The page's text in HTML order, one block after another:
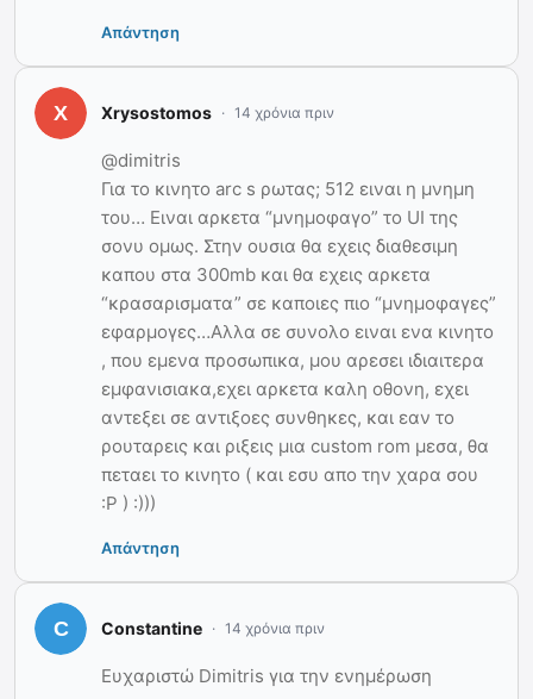
Απάντηση
Xrysostomos 14 χρόνια πριν
@dimitris
Για το κινητο arc s ρωτας; 512 ειναι η μνημη
του… Ειναι αρκετα “μνημοφαγο” το UI της
σονυ ομως. Στην ουσια θα εχεις διαθεσιμη
καπου στα 300mb και θα εχεις αρκετα
“κρασαρισματα” σε καποιες πιο “μνημοφαγες”
εφαρμογες…Αλλα σε συνολο ειναι ενα κινητο
, που εμενα προσωπικα, μου αρεσει ιδιαιτερα
εμφανισιακα,εχει αρκετα καλη οθονη, εχει
αντεξει σε αντιξοες συνθηκες, και εαν το
ρουταρεις και ριξεις μια custom rom μεσα, θα
πεταει το κινητο ( και εσυ απο την χαρα σου
:Ρ ) :)))
Απάντηση
Constantine 14 χρόνια πριν
Ευχαριστώ Dimitris για την ενημέρωση